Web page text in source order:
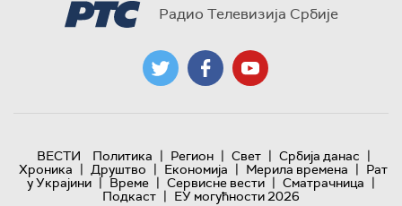
Радио Телевизија Србије
ВЕСТИ Политика | Регион | Свет | Србија данас |
Хроника | Друштво | Економија | Мерила времена | Рат
у Украјини | Време | Сервисне вести | Сматрачница |
Подкаст | ЕУ могућности 2026